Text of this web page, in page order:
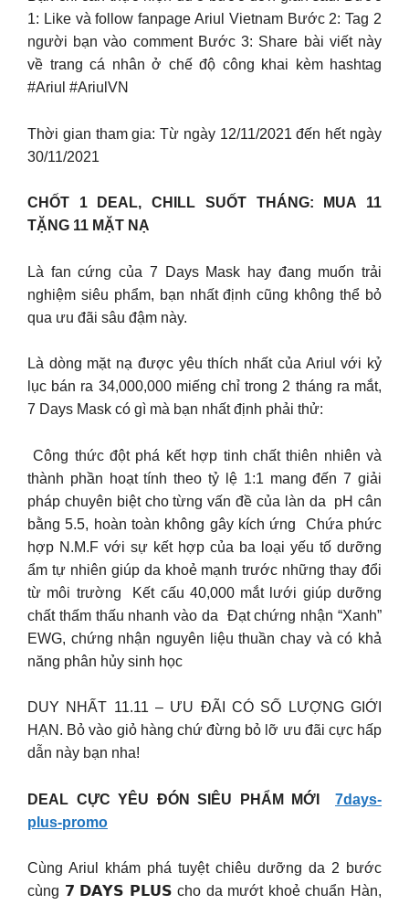
1: Like và follow fanpage Ariul Vietnam Bước 2: Tag 2
người bạn vào comment Bước 3: Share bài viết này
về trang cá nhân ở chế độ công khai kèm hashtag
#Ariul #AriulVN
Thời gian tham gia: Từ ngày 12/11/2021 đến hết ngày
30/11/2021
CHỐT 1 DEAL, CHILL SUỐT THÁNG: MUA 11
TẶNG 11 MẶT NẠ
Là fan cứng của 7 Days Mask hay đang muốn trải
nghiệm siêu phẩm, bạn nhất định cũng không thể bỏ
qua ưu đãi sâu đậm này.
Là dòng mặt nạ được yêu thích nhất của Ariul với kỷ
lục bán ra 34,000,000 miếng chỉ trong 2 tháng ra mắt,
7 Days Mask có gì mà bạn nhất định phải thử:
️ Công thức đột phá kết hợp tinh chất thiên nhiên và
thành phần hoạt tính theo tỷ lệ 1:1 mang đến 7 giải
pháp chuyên biệt cho từng vấn đề của làn da ️ pH cân
bằng 5.5, hoàn toàn không gây kích ứng ️ Chứa phức
hợp N.M.F với sự kết hợp của ba loại yếu tố dưỡng
ẩm tự nhiên giúp da khoẻ mạnh trước những thay đổi
từ môi trường ️ Kết cấu 40,000 mắt lưới giúp dưỡng
chất thấm thấu nhanh vào da ️ Đạt chứng nhận “Xanh”
EWG, chứng nhận nguyên liệu thuần chay và có khả
năng phân hủy sinh học
DUY NHẤT 11.11 – ƯU ĐÃI CÓ SỐ LƯỢNG GIỚI
HẠN. Bỏ vào giỏ hàng chứ đừng bỏ lỡ ưu đãi cực hấp
dẫn này bạn nha!
DEAL CỰC YÊU ĐÓN SIÊU PHẨM MỚI ️ 7days-
plus-promo
Cùng Ariul khám phá tuyệt chiêu dưỡng da 2 bước
cùng 𝟳 𝗗𝗔𝗬𝗦 𝗣𝗟𝗨𝗦 cho da mướt khoẻ chuẩn Hàn,